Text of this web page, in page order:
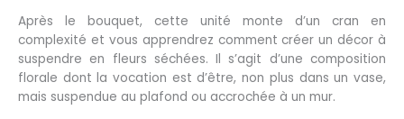
Après le bouquet, cette unité monte d’un cran en
complexité et vous apprendrez comment créer un décor à
suspendre en fleurs séchées. Il s’agit d’une composition
florale dont la vocation est d’être, non plus dans un vase,
mais suspendue au plafond ou accrochée à un mur.